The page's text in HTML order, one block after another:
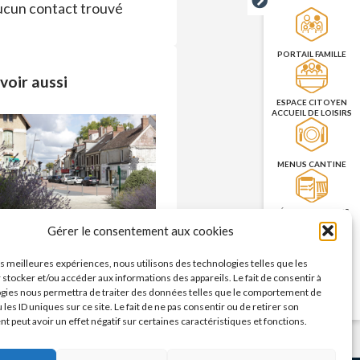
Gérer le consentement aux cookies
meilleures expériences, nous utilisons des technologies telles que les
et/ou accéder aux informations des appareils. Le fait de consentir à
nous permettra de traiter des données telles que le comportement de
les ID uniques sur ce site. Le fait de ne pas consentir ou de retirer son
peut avoir un effet négatif sur certaines caractéristiques et fonctions.
PORTAIL FAMILLE
ESPACE CITOYEN
ACCUEIL DE LOISIRS
MENUS CANTINE
RÉSERVATION DES
SALLES
PRISE DE RENDEZ-
CNI/PASSEPORT
contact trouvé
aussi
– enseignes